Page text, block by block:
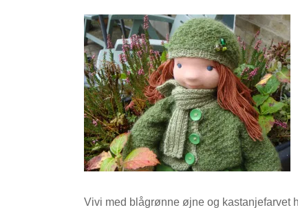
Vivi med blågrønne øjne og kastanjefarvet